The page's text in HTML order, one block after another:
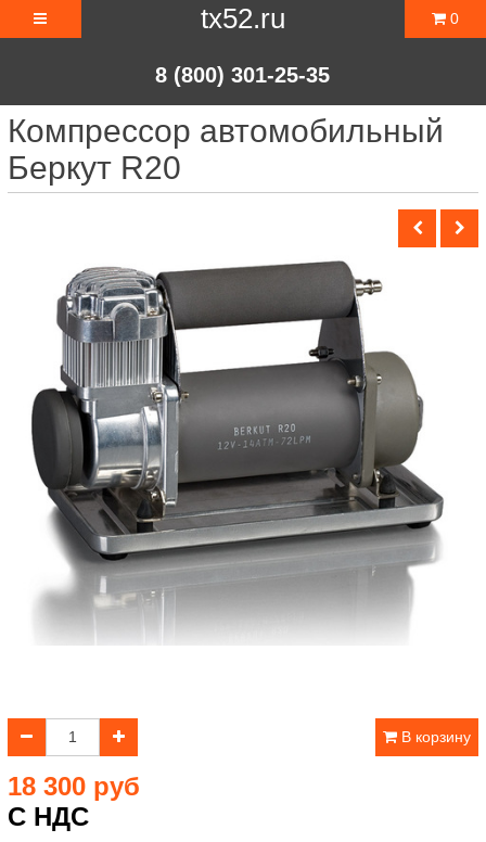
tx52.ru
8 (800) 301-25-35
0
Компрессор автомобильный
Беркут R20
В корзину
18 300 руб
С НДС